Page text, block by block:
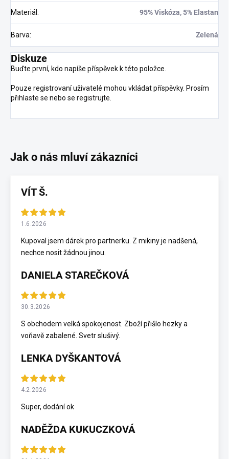
Materiál: 95% Viskóza, 5% Elastan
Barva: Zelená
Diskuze
Buďte první, kdo napíše příspěvek k této položce.
Pouze registrovaní uživatelé mohou vkládat příspěvky. Prosím
přihlaste se nebo se registrujte.
VÍT Š.
1.6.2026
Kupoval jsem dárek pro partnerku. Z mikiny je nadšená,
nechce nosit žádnou jinou.
DANIELA STAREČKOVÁ
30.3.2026
S obchodem velká spokojenost. Zboží přišlo hezky a
voňavě zabalené. Svetr slušivý.
LENKA DYŠKANTOVÁ
4.2.2026
Super, dodání ok
NADĚŽDA KUKUCZKOVÁ